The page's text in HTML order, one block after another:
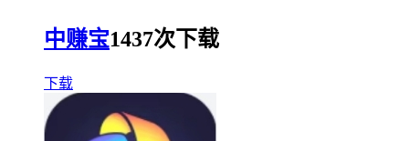
中赚宝1437次下载
下载